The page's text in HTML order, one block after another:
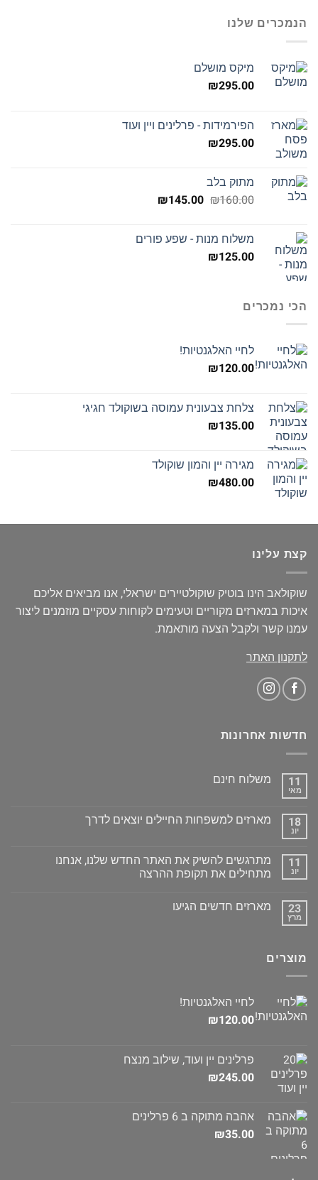
הנמכרים שלנו
מיקס מושלם
₪295.00
הפירמידות - פרלינים ויין ועוד
₪295.00
מתוק בלב
₪160.00
המחיר
₪160.00.
₪145.00
המחיר
₪145.00.
משלוח מנות - שפע פורים
₪125.00
הכי נמכרים
לחיי האלגנטיות!
₪120.00
צלחת צבעונית עמוסה בשוקולד חגיגי
₪135.00
מגירה יין והמון שוקולד
₪480.00
קצת עלינו
שוקולאב הינו בוטיק שוקולטיירים ישראלי, אנו מביאים אליכם
איכות במארזים מקוריים וטעימים לקוחות עסקיים מוזמנים ליצור
עמנו קשר ולקבל הצעה מותאמת.
לתקנון האתר
חדשות אחרונות
11
מאי
משלוח חינם
18
יונ
מארזים למשפחות החיילים יוצאים לדרך
11
יונ
מתרגשים להשיק את האתר החדש שלנו, אנחנו
מתחילים את תקופת ההרצה
23
מרץ
מארזים חדשים הגיעו
מוצרים
לחיי האלגנטיות!
₪120.00
פרלינים יין ועוד, שילוב מנצח
₪245.00
אהבה מתוקה ב 6 פרלינים
₪35.00